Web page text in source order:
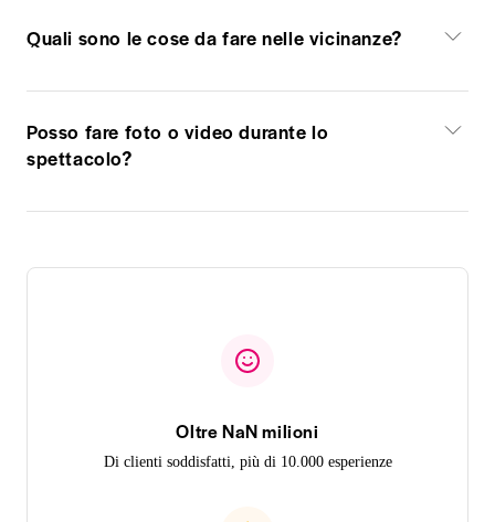
Quali sono le cose da fare nelle vicinanze?
Posso fare foto o video durante lo
spettacolo?
Oltre NaN milioni
Di clienti soddisfatti, più di 10.000 esperienze